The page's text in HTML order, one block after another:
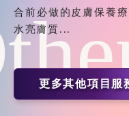
合前必做的皮膚保養
水亮膚質...
更多其他項目服